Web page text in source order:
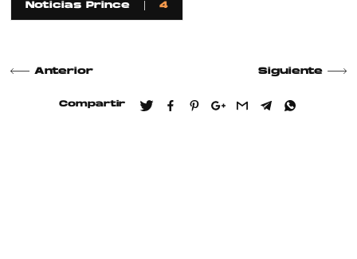
Noticias Prince 4
Anterior Siguiente
Compartir